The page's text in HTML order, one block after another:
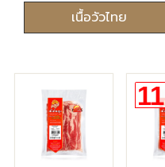
เนื้อวัวไทย
11